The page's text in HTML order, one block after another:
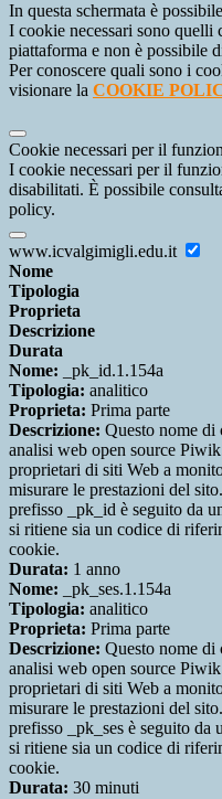
In questa schermata è
I cookie necessari sono quelli
piattaforma e non è possibile
Per conoscere quali sono i
visionare la COOKIE
Cookie necessari per il
I cookie necessari per il
disabilitati. È possibile
policy.
www.icvalgimigli.edu.it
Nome
Tipologia
Proprieta
Descrizione
Durata
Nome: _pk_id.1.154a
Tipologia: analitico
Proprieta: Prima parte
Descrizione: Questo nome di
analisi web open source
proprietari di siti Web a
misurare le prestazioni del
prefisso _pk_id è seguito da
si ritiene sia un codice di
cookie.
Durata: 1 anno
Nome: _pk_ses.1.154a
Tipologia: analitico
Proprieta: Prima parte
Descrizione: Questo nome di
analisi web open source
proprietari di siti Web a
misurare le prestazioni del
prefisso _pk_ses è seguito da
si ritiene sia un codice di
cookie.
Durata: 30 minuti